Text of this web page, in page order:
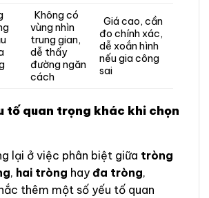
Không có
vùng nhìn
trung gian,
dễ thấy
đường ngăn
cách
Giá cao, cần
đo chính xác,
dễ xoắn hình
nếu gia công
sai
tố quan trọng khác khi chọn
lại ở việc phân biệt giữa tròng
, hai tròng hay đa tròng,
thêm một số yếu tố quan